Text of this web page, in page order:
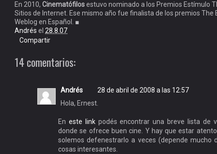
En 2010, Cinematófilosestuvo nominado a los Premios Estímulo
Sitios de Internet. Ese mismo año fue finalista de los premios The
Weblog en Español. ■
Andrés el 28.8.07
Compartir
14 comentarios:
Andrés
28 de abril de 2008 a las 12:57
Hola, Ernest.
En este linkpodés encontrar una breve lista de
donde se ofrece buen cine. Y hay que estar
solemos defenestrarlo a veces (depende mucho
cosas interesantes.